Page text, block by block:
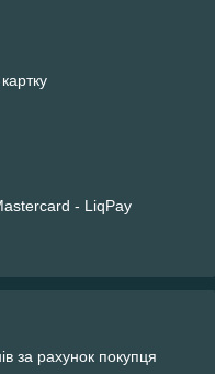
- LiqPay
за рахунок покупця